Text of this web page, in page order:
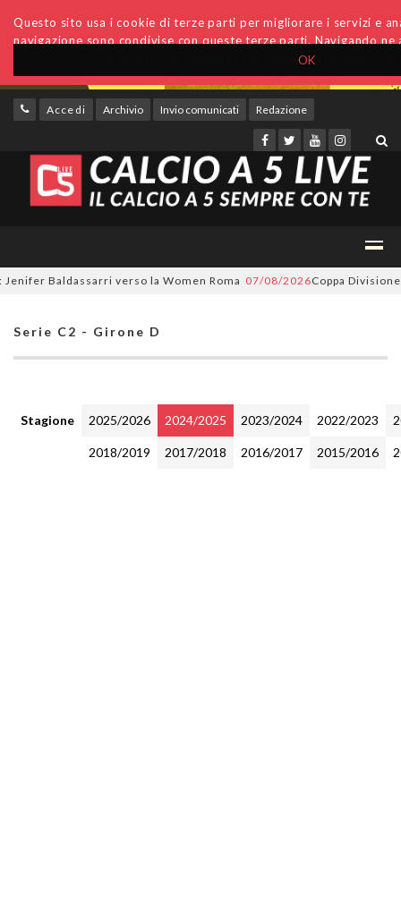
OK
Questo sito usa i cookie di terze parti per migliorare i servizi e
navigazione sono condivise con queste terze parti. Navigando
Accedi Archivio Invio comunicati Redazione
Baldassarri verso la Women Roma 07/08/2026Coppa Divisione, si
Serie C2 - Girone D
Stagione 2025/2026 2024/2025 2023/2024 2022/2023
2018/2019 2017/2018 2016/2017 2015/2016